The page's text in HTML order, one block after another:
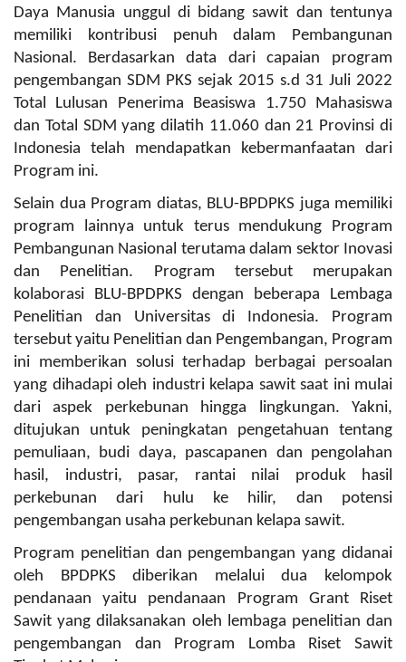
Daya Manusia unggul di bidang sawit dan tentunya
memiliki kontribusi penuh dalam Pembangunan
Nasional.
Berdasarkan data dari capaian program
pengembangan SDM PKS sejak 2015 s.d 31 Juli 2022
Total Lulusan Penerima Beasiswa 1.750 Mahasiswa
dan Total SDM yang dilatih 11.060 dan 21 Provinsi di
Indonesia telah mendapatkan kebermanfaatan dari
Program ini.
Selain dua Program diatas, BLU-BPDPKS juga memiliki
program lainnya untuk terus mendukung Program
Pembangunan Nasional terutama dalam sektor Inovasi
dan Penelitian. Program tersebut merupakan
kolaborasi BLU-BPDPKS dengan beberapa Lembaga
Penelitian dan Universitas di Indonesia. Program
tersebut yaitu Penelitian dan Pengembangan, Program
ini memberikan solusi terhadap berbagai persoalan
yang dihadapi oleh industri kelapa sawit saat ini mulai
dari aspek perkebunan hingga lingkungan. Yakni,
ditujukan untuk peningkatan pengetahuan tentang
pemuliaan, budi daya, pascapanen dan pengolahan
hasil, industri, pasar, rantai nilai produk hasil
perkebunan dari hulu ke hilir, dan potensi
pengembangan usaha perkebunan kelapa sawit.
Program penelitian dan pengembangan yang didanai
oleh BPDPKS diberikan melalui dua kelompok
pendanaan yaitu pendanaan Program Grant Riset
Sawit yang dilaksanakan oleh lembaga penelitian dan
pengembangan dan Program Lomba Riset Sawit